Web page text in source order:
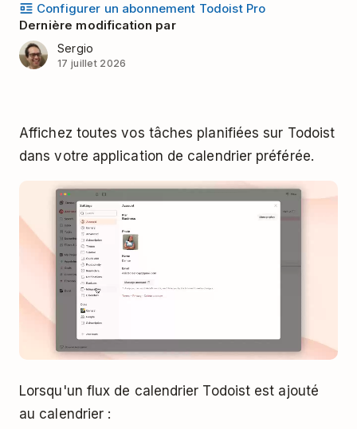
Configurer un abonnement Todoist Pro
Dernière modification par
Sergio
17 juillet 2026
Affichez toutes vos tâches planifiées sur Todoist
dans votre application de calendrier préférée.
Lorsqu'un flux de calendrier Todoist est ajouté
au calendrier :